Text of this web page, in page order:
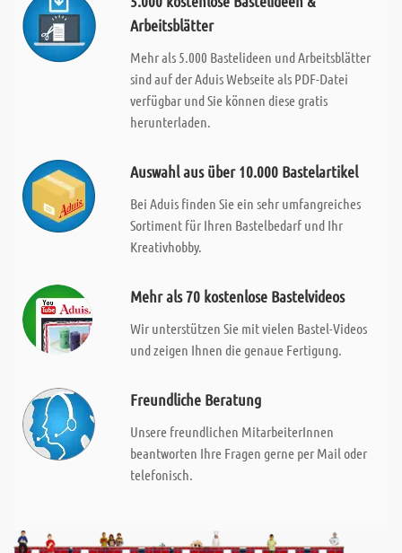
Arbeitsblätter
Mehr als 5.000 Bastelideen und Arbeitsblätter
sind auf der Aduis Webseite als PDF-Datei
verfügbar und Sie können diese gratis
herunterladen.
Auswahl aus über 10.000 Bastelartikel
Bei Aduis finden Sie ein sehr umfangreiches
Sortiment für Ihren Bastelbedarf und Ihr
Kreativhobby.
Mehr als 70 kostenlose Bastelvideos
Wir unterstützen Sie mit vielen Bastel-Videos
und zeigen Ihnen die genaue Fertigung.
Freundliche Beratung
Unsere freundlichen MitarbeiterInnen
beantworten Ihre Fragen gerne per Mail oder
telefonisch.